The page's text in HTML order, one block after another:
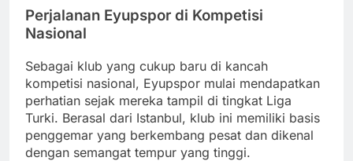
Perjalanan Eyupspor di Kompetisi
Nasional
Sebagai klub yang cukup baru di kancah
kompetisi nasional, Eyupspor mulai mendapatkan
perhatian sejak mereka tampil di tingkat Liga
Turki. Berasal dari Istanbul, klub ini memiliki basis
penggemar yang berkembang pesat dan dikenal
dengan semangat tempur yang tinggi.